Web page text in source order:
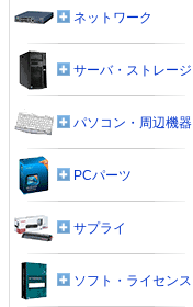
ネットワーク
サーバ・ストレージ
パソコン・周辺機器
PCパーツ
サプライ
ソフト・ライセンス